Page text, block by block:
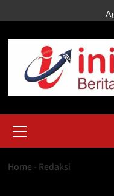
to
content
Menu
Home - Redaksi